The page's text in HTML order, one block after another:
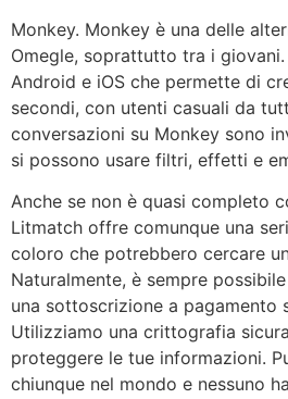
Monkey. Monkey è una delle
Omegle, soprattutto tra i
Android e iOS che permette di
secondi, con utenti casuali da
conversazioni su Monkey sono
si possono usare filtri, effetti e
Anche se non è quasi completo
Litmatch offre comunque una
coloro che potrebbero cercare
Naturalmente, è sempre
una sottoscrizione a pagamento
Utilizziamo una crittografia
proteggere le tue informazioni.
chiunque nel mondo e nessuno